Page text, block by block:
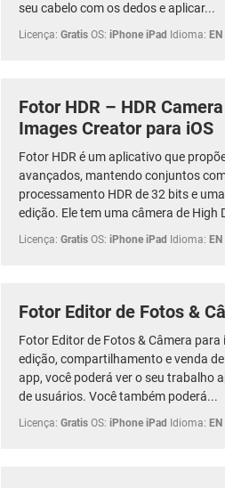
seu cabelo com os dedos e aplicar...
Licença: Gratis OS: iPhone iPad Idioma: EN
Fotor HDR – HDR
Images Creator para iOS
Fotor HDR é um aplicativo que
avançados, mantendo conjuntos
processamento HDR de 32 bits e
edição. Ele tem uma câmera de High
Licença: Gratis OS: iPhone iPad Idioma: EN
Fotor Editor de Fotos &
Fotor Editor de Fotos & Câmera
edição, compartilhamento e venda
app, você poderá ver o seu trabalho
de usuários. Você também poderá...
Licença: Gratis OS: iPhone iPad Idioma: EN